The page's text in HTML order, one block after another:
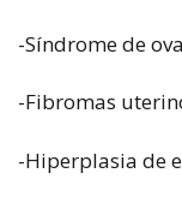
-Síndrome de
-Fibromas
-Hiperplasia de